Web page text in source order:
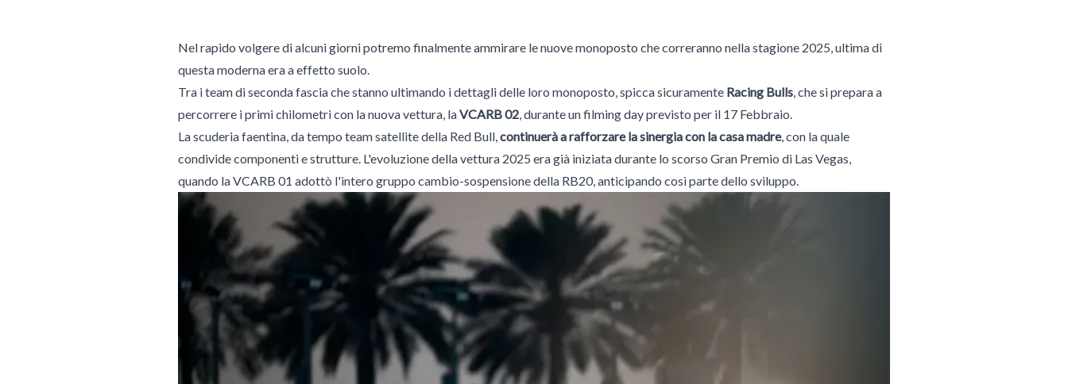
Nel rapido volgere di alcuni giorni potremo finalmente ammirare le nuove monoposto che correranno nella stagione 2025, ultima di
questa moderna era a effetto suolo.
Tra i team di seconda fascia che stanno ultimando i dettagli delle loro monoposto, spicca sicuramente Racing Bulls, che si prepara a
percorrere i primi chilometri con la nuova vettura, laVCARB 02, durante un filming day previsto per il 17 Febbraio.
La scuderia faentina, da tempo team satellite della Red Bull,continuerà a rafforzare la sinergia con la casa madre, con la quale
condivide componenti e strutture. L'evoluzione della vettura 2025 era già iniziata durante lo scorso Gran Premio di Las Vegas,
quando la VCARB 01 adottò l'intero gruppo cambio-sospensione della RB20, anticipando così parte dello sviluppo.